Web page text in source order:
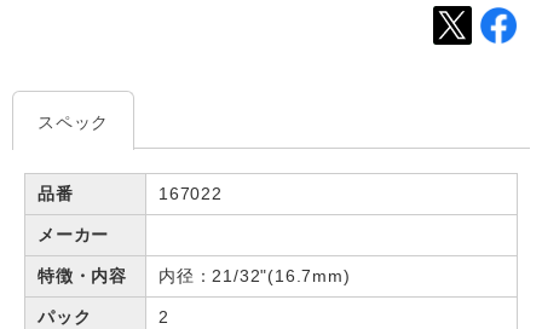
スペック
品番 167022
メーカー
特徴・内容 内径：21/32"(16.7mm)
パック 2